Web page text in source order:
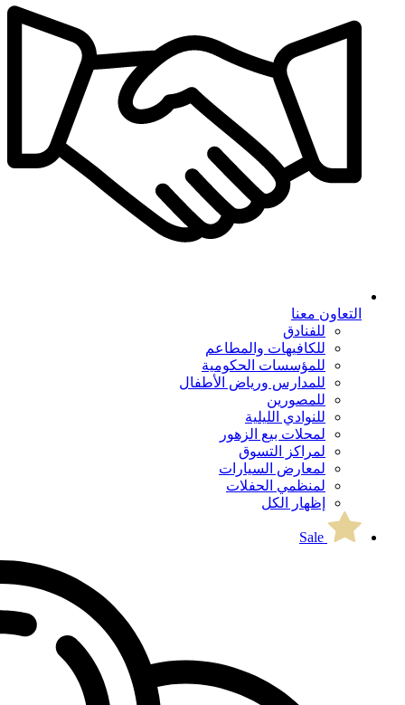
التعاون معنا
للفنادق
للكافيهات والمطاعم
للمؤسسات الحكومية
للمدارس ورياض الأطفال
للمصورين
للنوادي الليلية
لمحلات بيع الزهور
لمراكز التسوق
لمعارض السيارات
لمنظمي الحفلات
إظهار الكل